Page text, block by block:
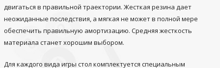
двигаться в правильной траектории. Жесткая резина дает
неожиданные последствия, а мягкая не может в полной мере
обеспечить правильную амортизацию. Средняя жесткость
материала станет хорошим выбором.
Для каждого вида игры стол комплектуется специальным